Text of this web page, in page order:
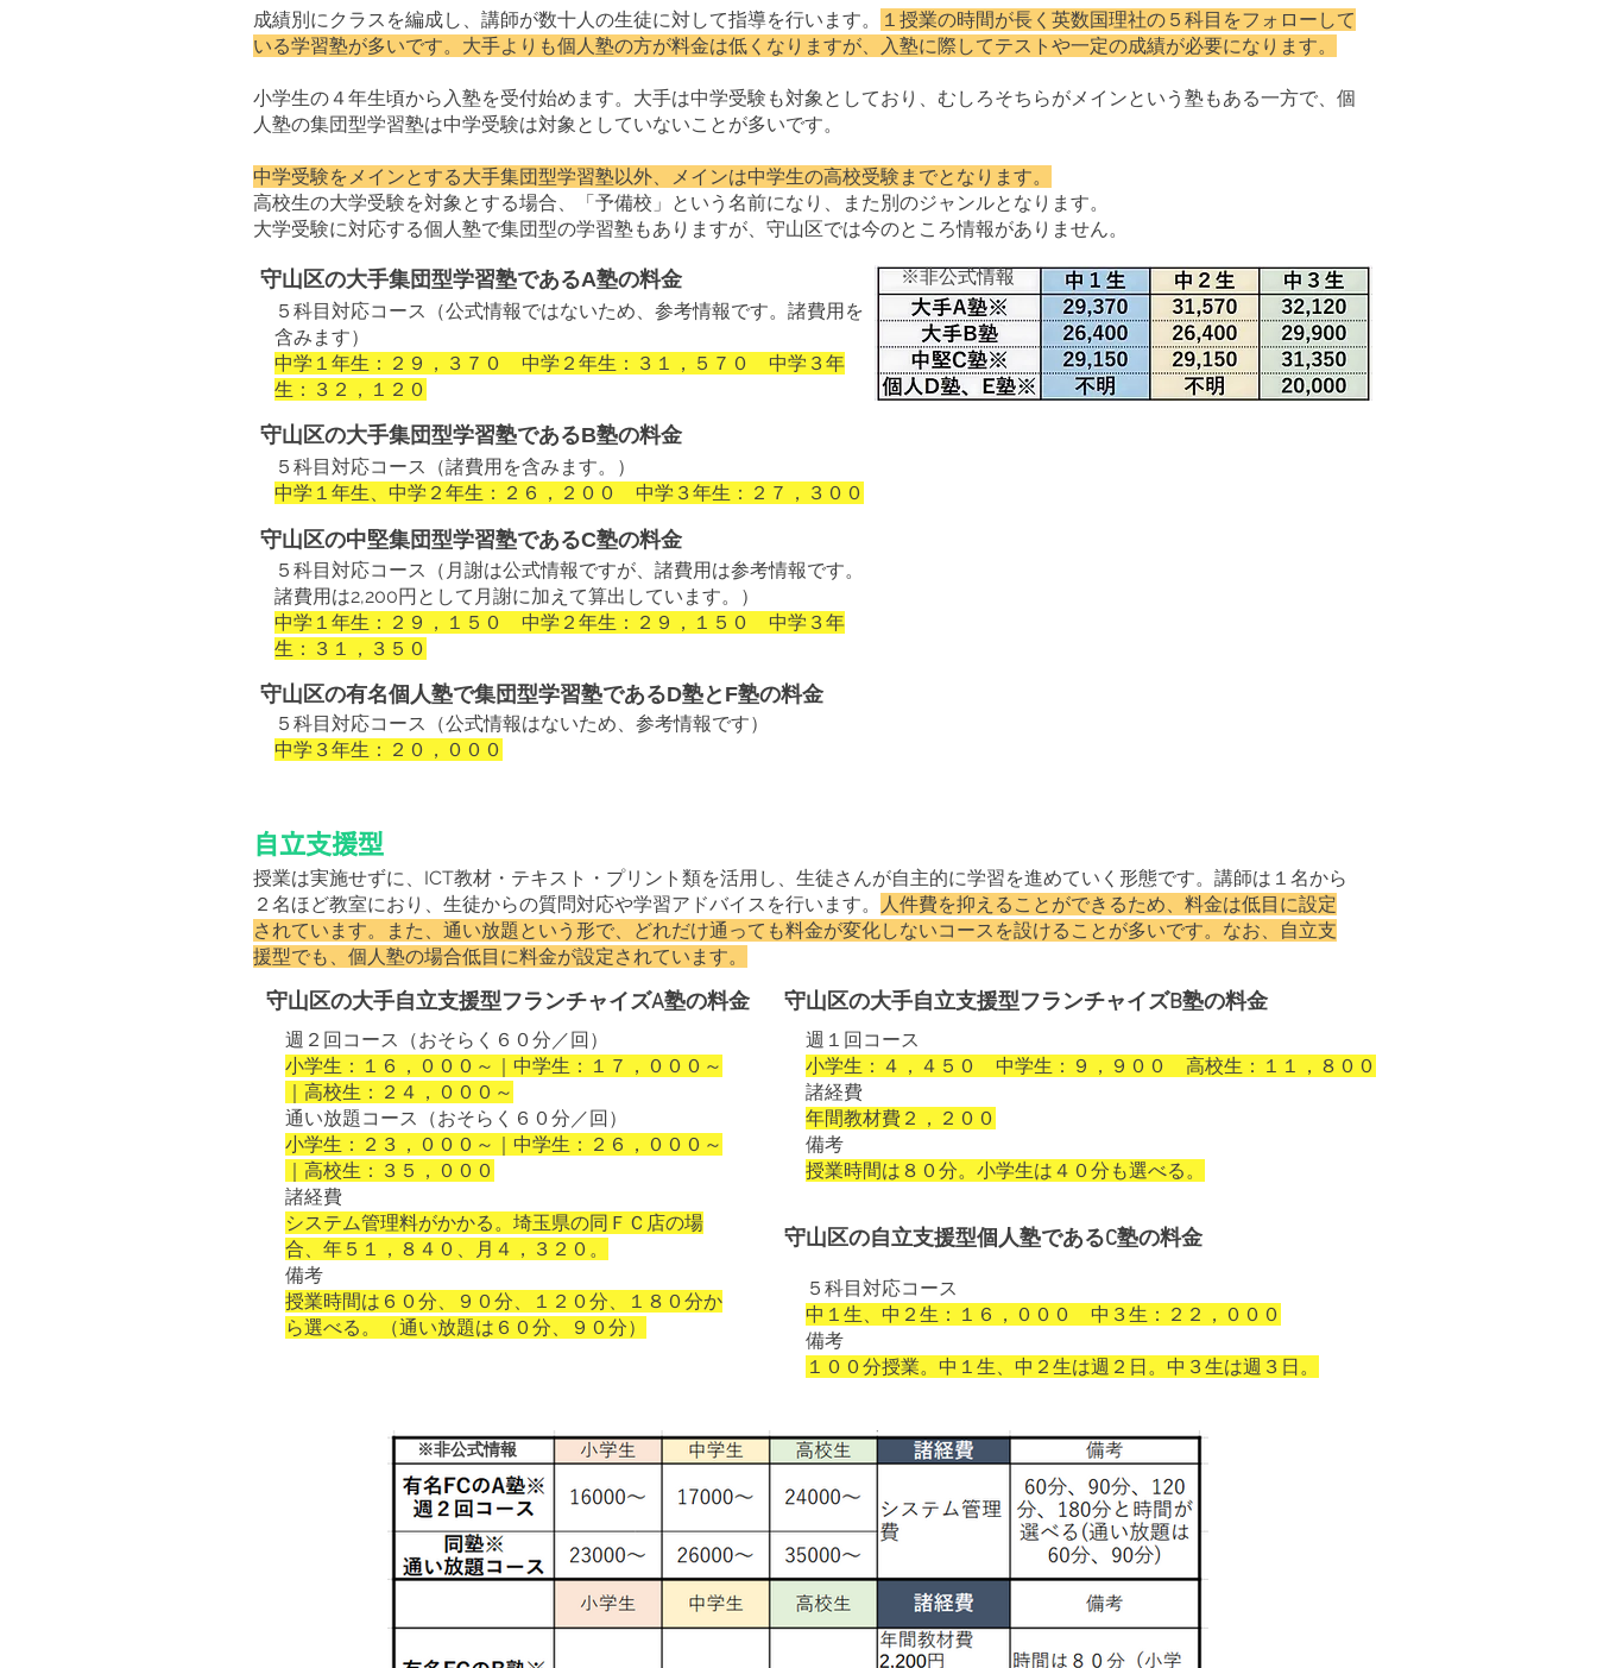
成績別にクラスを編成し、講師が数十人の生徒に対して指導を行います。 １授業の時間が長く 英数国理社の５科目をフォローして
いる学習塾が多いです。大手よりも個人塾の方が料金は低くなりますが、入塾に際してテストや一定の成績が必要になります。
小学生の４年生頃から入塾を受付始めます。大手は中学受験も対象としており、むしろそちらがメインという塾もある一方で、個
人塾の集団型学習塾は中学受験は対象としていないことが多いです。
中学受験をメインとする大手集団型学習塾以外、メインは中学生の高校受験までとなります。
高校生の大学受験を対象とする場合、「予備校」という名前になり、また別のジャンルとなります。
​大学受験に対応する個人塾で集団型の学習塾もありますが、守山区では今のところ情報がありません。
守山区の大手集団型学習塾であるA塾の料金
５科目対応コース（公式情報ではないため、参考情報です。諸費用を
含みます）
中学１年生：２９，３７０ 中学２年生：３１，５７０ 中学３年
生：３２，１２０
守山区の大手集団型学習塾であるB塾の料金
５科目対応コース（諸費用を含みます。）
中学１年生、中学２年生：２６，２００ 中学３年生：２７，３００
守山区の中堅集団型学習塾であるC塾の料金
５科目対応コース（月謝は公式情報ですが、諸費用は参考情報です。
諸費用は2,200円として月謝に加えて算出しています。）
中学１年生：２９，１５０ 中学２年生：２９，１５０ 中学３年
生：３１，３５０
守山区の有名個人塾で集団型学習塾であるD塾とF塾の料金
５科目対応コース（公式情報はないため、参考情報です）
中学３年生：２０，０００
※非公式情報
自立支援型
授業は実施せずに、ICT教材・テキスト・プリント類を活用し、生徒さんが自主的に学習を進めていく形態です。講師は１名から
２名ほど教室におり、生徒からの質問対応や学習アドバイスを行います。
人件費を抑えることができるため、料金は低目に設定
されています。また、通い放題という形で、どれだけ通っても料金が変化しないコースを設けることが多いです。なお、自立支
援型でも、個人塾の場合低目に料金が設定されています。
守山区の大手自立支援型フランチャイズA塾の料金
週２回コース（おそらく６０分／回）
小学生：１６，０００～｜中学生：１７ ，０００～
｜高校生：２４，０００～
通い放題コース（おそらく６０分／回 ）
小学生：２３ ，０００～｜中学生：２６ ，０００～
｜高校生：３５，０００
諸経費
システム管理料がかかる。埼玉県の同ＦＣ店の場
合、年５１，８４０、
月４，３２０。
備考
授業時間は６０分、９０分、１２０分、１８０分か
ら選べる。
（通い放題は６０分、９０分）
守山区の大手自立支援型フランチャイズB塾の料金
週１回コース
小学生：４，４５０ 中学生：９，９００ 高校生：１１，８００
諸経費
​年間教材費２，２００
備考
授業時間は８０分。小学生は４０分も選べる。
守山区の自立支援型個人塾であるC塾の料金
５科目対応コース
中１生、中２生：１６，０００ 中３生：２２，０００
備考
１００分授業。中１生、中２生は週２日。 中３生は週３日​。
※非公式情報